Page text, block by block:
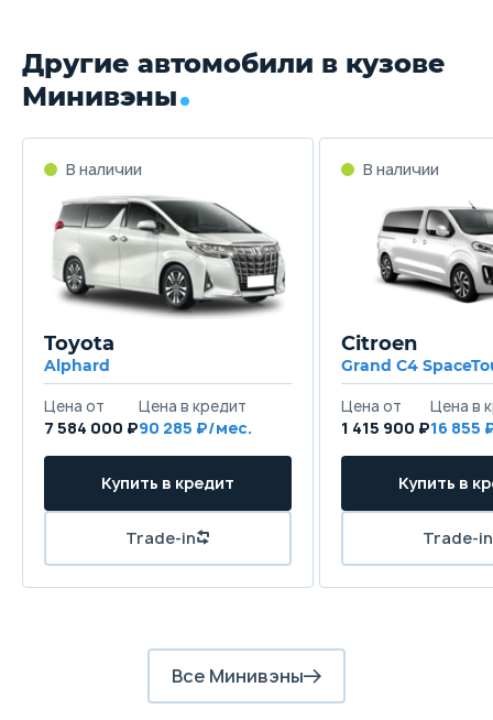
Другие автомобили в кузове
Минивэны
Toyota
Alphard
7 584 000 ₽90 285
Citroen
Grand C4
1 415 900 ₽16 855
Все Минивэны